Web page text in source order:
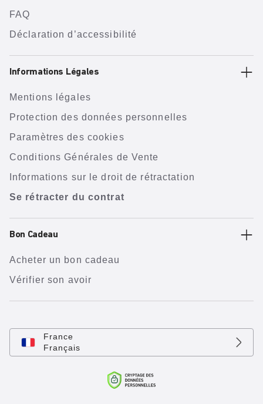
FAQ
Déclaration d’accessibilité
Informations Légales
Mentions légales
Protection des données personnelles
Paramètres des cookies
Conditions Générales de Vente
Informations sur le droit de rétractation
Se rétracter du contrat
Bon Cadeau
Acheter un bon cadeau
Vérifier son avoir
France
Français